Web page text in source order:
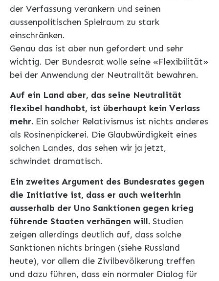
der Verfassung verankern und seinen
aussenpolitischen Spielraum zu stark
einschränken.
Genau das ist aber nun gefordert und sehr
wichtig. Der Bundesrat wolle seine «Flexibilität»
bei der Anwendung der Neutralität bewahren.
Auf ein Land aber, das seine Neutralität
flexibel handhabt, ist überhaupt kein Verlass
mehr. Ein solcher Relativismus ist nichts anderes
als Rosinenpickerei. Die Glaubwürdigkeit eines
solchen Landes, das sehen wir ja jetzt,
schwindet dramatisch.
Ein zweites Argument des Bundesrates gegen
die Initiative ist, dass er auch weiterhin
ausserhalb der Uno Sanktionen gegen krieg
führende Staaten verhängen will. Studien
zeigen allerdings deutlich auf, dass solche
Sanktionen nichts bringen (siehe Russland
heute), vor allem die Zivilbevölkerung treffen
und dazu führen, dass ein normaler Dialog für